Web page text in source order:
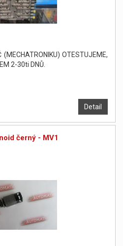
OTESTUJEME,
2-30ti DNŮ.
Detail
černý - MV1